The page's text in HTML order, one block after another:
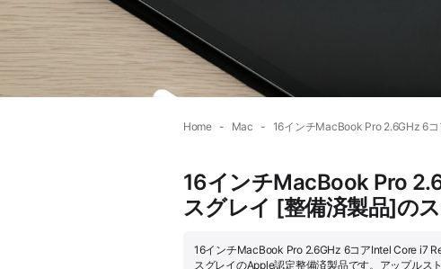
Home Mac 16インチMacBook Pro 2.6GHz 6
16インチMacBook Pro
スグレイ [整備済製品]の
16インチMacBook Pro 2.6GHz 6コアIntel Core i7
スグレイのApple認定整備済製品です。アップルス